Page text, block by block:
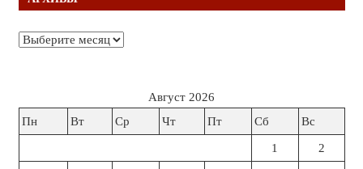
Архивы
Август 2026
Пн
Вт Ср Чт Пт Сб Вс
1 2